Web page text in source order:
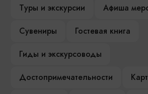
Туры и экскурсии
Афиша
Сувениры
Гостевая книга
Гиды и экскурсоводы
Достопримечательности